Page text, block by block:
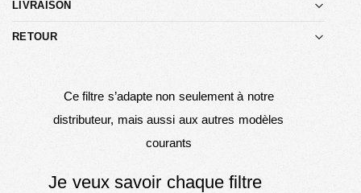
LIVRAISON
RETOUR
Ce filtre s’adapte non seulement à notre
distributeur, mais aussi aux autres modèles
courants
Je veux savoir chaque filtre